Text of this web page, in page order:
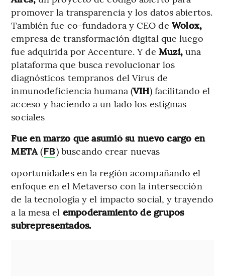
promover la transparencia y los datos abiertos.
También fue co-fundadora y CEO de Wolox,
empresa de transformación digital que luego
fue adquirida por Accenture. Y de Muzi, una
plataforma que busca revolucionar los
diagnósticos tempranos del Virus de
inmunodeficiencia humana (VIH) facilitando el
acceso y haciendo a un lado los estigmas
sociales
Fue en marzo que asumió su nuevo cargo en
META(FB) buscando crear nuevas
oportunidades en la región acompañando el
enfoque en el Metaverso con la intersección
de la tecnología y el impacto social, y trayendo
a la mesa el empoderamiento de grupos
subrepresentados.